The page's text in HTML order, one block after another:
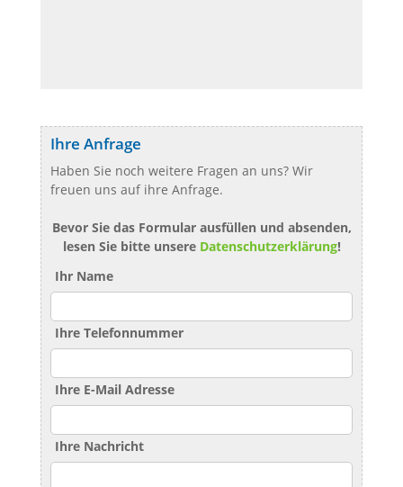
Ihre Anfrage
Haben Sie noch weitere Fragen an uns? Wir
freuen uns auf ihre Anfrage.
Bevor Sie das Formular ausfüllen und absenden,
lesen Sie bitte unsere Datenschutzerklärung!
Ihr Name
Ihre Telefonnummer
Ihre E-Mail Adresse
Ihre Nachricht